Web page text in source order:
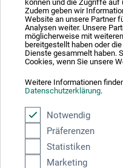
Zudem geben wir
Website an unsere Partner
Analysen weiter. Unsere
möglicherweise mit
bereitgestellt haben oder
Dienste gesammelt haben.
Cookies, wenn Sie unsere
Weitere Informationen
Datenschutzerklärung.
Notwendig
Präferenzen
Statistiken
Marketing
Absolut sikker
Betalingsmetoder